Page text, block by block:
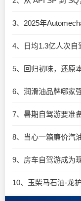
4、日均1.3亿人次
5、回归初味，还原
6、润滑油品牌哪家
7、暑期自驾游要准
8、当心一箱廉价汽
9、房车自驾游成为